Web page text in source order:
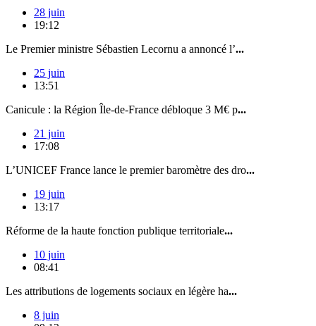
28 juin
19:12
Le Premier ministre Sébastien Lecornu a annoncé l’...
25 juin
13:51
Canicule : la Région Île-de-France débloque 3 M€ p...
21 juin
17:08
L’UNICEF France lance le premier baromètre des dro...
19 juin
13:17
Réforme de la haute fonction publique territoriale...
10 juin
08:41
Les attributions de logements sociaux en légère ha...
8 juin